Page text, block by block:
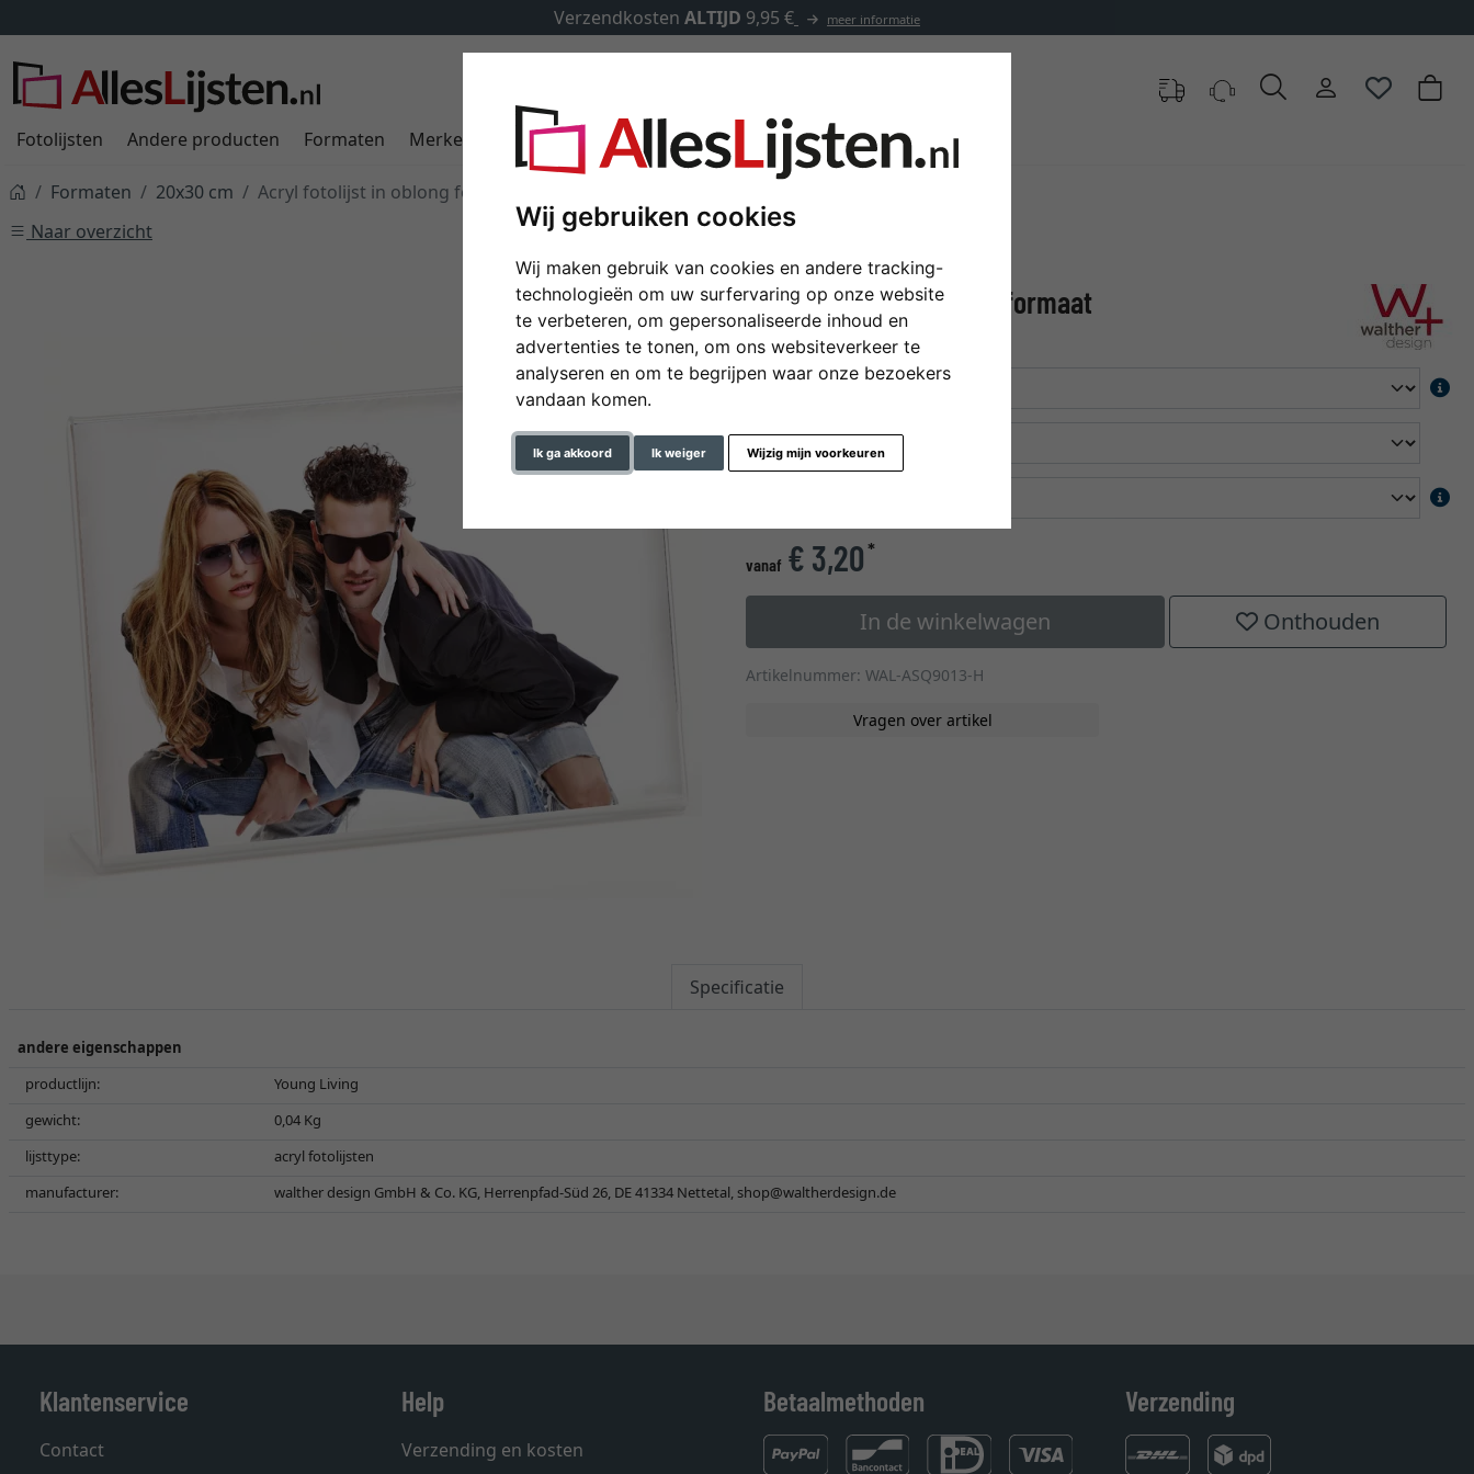
Wij gebruiken cookies
Wij maken gebruik van cookies en andere tracking-
technologieën om uw surfervaring op onze website
te verbeteren, om gepersonaliseerde inhoud en
advertenties te tonen, om ons websiteverkeer te
analyseren en om te begrijpen waar onze bezoekers
vandaan komen.
Ik ga akkoord Ik weiger Wijzig mijn voorkeuren
Verzendkosten ALTIJD 9,95 € meer informatie
Fotolijsten Andere producten Formaten Merken Lijsten op maat Passe-partouts Toebehoren
Formaten 20x30 cm
Acryl fotolijst in oblong formaat
Naar overzicht
Acryl fotolijst in oblong formaat
formaat
kleur
vanaf € 3,20*
In de winkelwagen Onthouden
Artikelnummer: WAL-ASQ9013-H
Vragen over artikel
Specificatie
andere eigenschappen
productlijn:
Young Living
gewicht:
0,04 Kg
lijsttype:
acryl fotolijsten
manufacturer:
walther design GmbH & Co. KG, Herrenpfad-Süd 26, DE 41334 Nettetal,shop@waltherdesign.de
Klantenservice
Contact
Help
Verzending en kosten
Betaalmethoden Verzending